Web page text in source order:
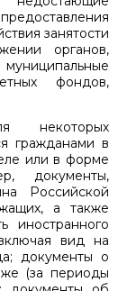
занятости
органов,
фондов,
некоторых
гражданами в
или в форме
документы,
Российской
а также
иностранного
вид на
документы о
(за периоды